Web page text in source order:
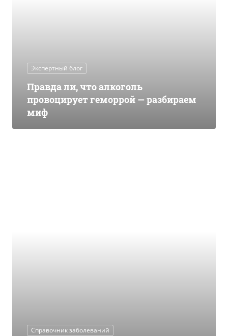
Экспертный блог
Правда ли, что алкоголь
провоцирует геморрой — разбираем
миф
Справочник заболеваний